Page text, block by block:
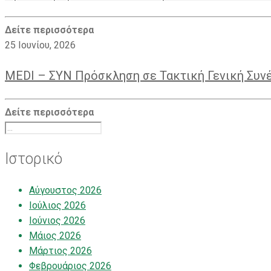
Δείτε περισσότερα
25 Ιουνίου, 2026
MEDI – ΣΥΝ Πρόσκληση σε Τακτική Γενική
Δείτε περισσότερα
Ιστορικό
Αύγουστος 2026
Ιούλιος 2026
Ιούνιος 2026
Μάιος 2026
Μάρτιος 2026
Φεβρουάριος 2026